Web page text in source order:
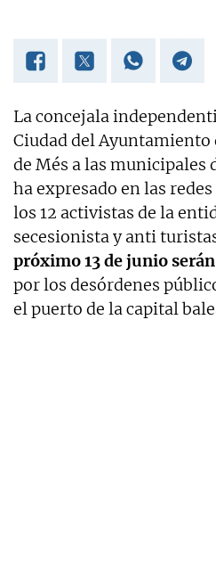
La concejala
Ciudad del Ayuntamiento
de Més a las municipales
ha expresado en las
los 12 activistas de la
secesionista y anti
próximo 13 de junio
por los desórdenes
el puerto de la capital